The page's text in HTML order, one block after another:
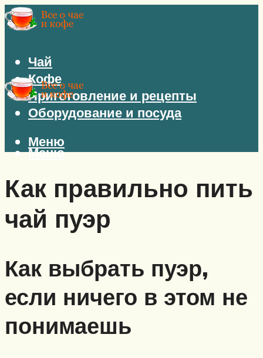
Чай
Кофе
Приготовление и рецепты
Оборудование и посуда
Меню
Меню
Как правильно пить
чай пуэр
Как выбрать пуэр,
если ничего в этом не
понимаешь